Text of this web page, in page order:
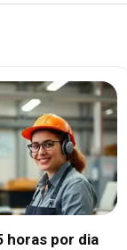
horas por dia